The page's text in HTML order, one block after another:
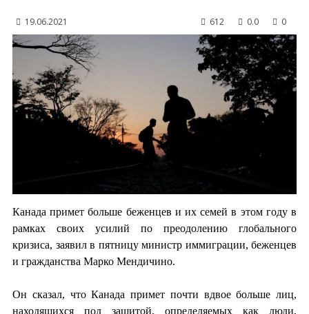
19.06.2021 612 0.0 0
Канада примет больше беженцев и их семей в этом году в
рамках своих усилий по преодолению глобального
кризиса, заявил в пятницу министр иммиграции, беженцев
и гражданства Марко Мендичино.
Он сказал, что Канада примет почти вдвое больше лиц,
находящихся под защитой, определяемых как люди,